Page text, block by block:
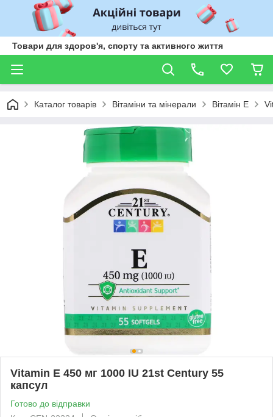
Товари для здоров'я, спорту та активного життя
Каталог товарів Вітаміни та мінерали Вітамін Е
Vitamin E 450 мг 1000 IU 21st Century 55
капсул
Готово до відправки